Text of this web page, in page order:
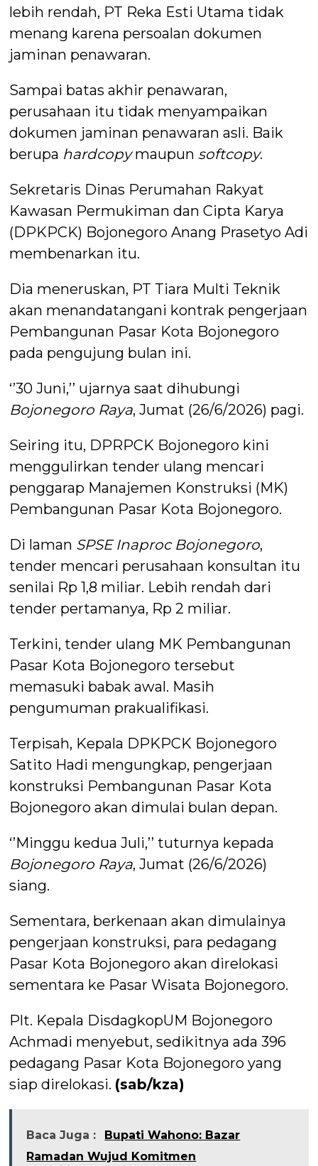
lebih rendah, PT Reka Esti Utama tidak
menang karena persoalan dokumen
jaminan penawaran.
Sampai batas akhir penawaran,
perusahaan itu tidak menyampaikan
dokumen jaminan penawaran asli. Baik
berupa hardcopymaupun softcopy.
Sekretaris Dinas Perumahan Rakyat
Kawasan Permukiman dan Cipta Karya
(DPKPCK) Bojonegoro Anang Prasetyo Adi
membenarkan itu.
Dia meneruskan, PT Tiara Multi Teknik
akan menandatangani kontrak pengerjaan
Pembangunan Pasar Kota Bojonegoro
pada pengujung bulan ini.
‘’30 Juni,’’ ujarnya saat dihubungi
Bojonegoro Raya, Jumat (26/6/2026) pagi.
Seiring itu, DPRPCK Bojonegoro kini
menggulirkan tender ulang mencari
penggarap Manajemen Konstruksi (MK)
Pembangunan Pasar Kota Bojonegoro.
Di laman SPSE Inaproc Bojonegoro,
tender mencari perusahaan konsultan itu
senilai Rp 1,8 miliar. Lebih rendah dari
tender pertamanya, Rp 2 miliar.
Terkini, tender ulang MK Pembangunan
Pasar Kota Bojonegoro tersebut
memasuki babak awal. Masih
pengumuman prakualifikasi.
Terpisah, Kepala DPKPCK Bojonegoro
Satito Hadi mengungkap, pengerjaan
konstruksi Pembangunan Pasar Kota
Bojonegoro akan dimulai bulan depan.
‘’Minggu kedua Juli,’’ tuturnya kepada
Bojonegoro Raya, Jumat (26/6/2026)
siang.
Sementara, berkenaan akan dimulainya
pengerjaan konstruksi, para pedagang
Pasar Kota Bojonegoro akan direlokasi
sementara ke Pasar Wisata Bojonegoro.
Plt. Kepala DisdagkopUM Bojonegoro
Achmadi menyebut, sedikitnya ada 396
pedagang Pasar Kota Bojonegoro yang
siap direlokasi. (sab/kza)
Baca Juga :
Bupati Wahono: Bazar
Ramadan Wujud Komitmen